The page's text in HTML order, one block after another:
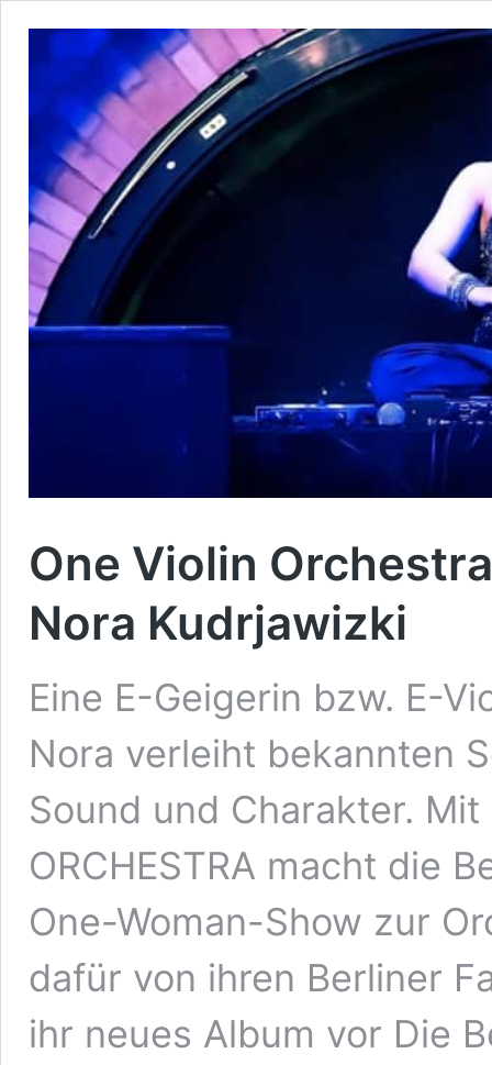
One Violin
Nora Kudrjawizki
Eine E-Geigerin bzw. E-
Nora verleiht bekannten
Sound und Charakter. Mit
ORCHESTRA macht die
One-Woman-Show zur
dafür von ihren Berliner
ihr neues Album vor Die